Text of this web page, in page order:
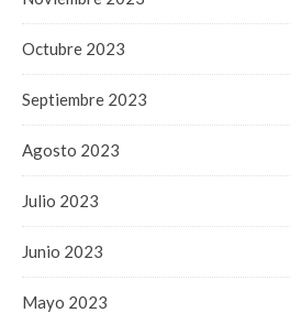
Octubre 2023
Septiembre 2023
Agosto 2023
Julio 2023
Junio 2023
Mayo 2023